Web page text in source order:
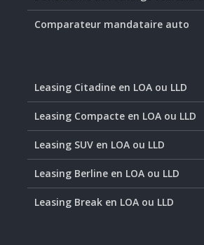
Comparateur mandataire auto
Leasing Citadine en LOA ou LLD
Leasing Compacte en LOA ou LLD
Leasing SUV en LOA ou LLD
Leasing Berline en LOA ou LLD
Leasing Break en LOA ou LLD